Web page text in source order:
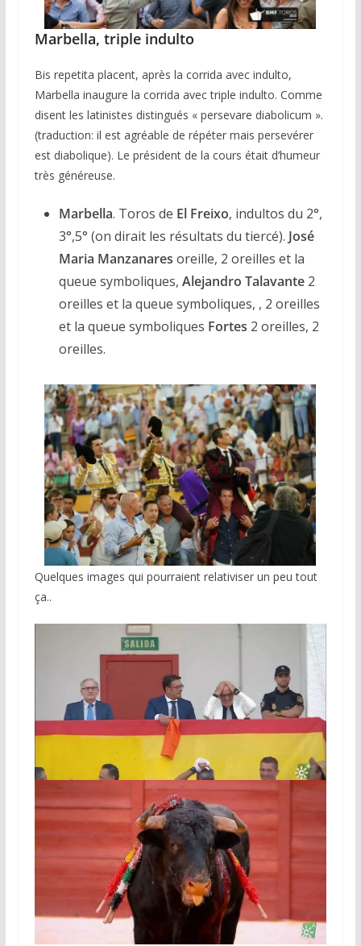
Marbella, triple indulto
Bis repetita placent, après la corrida avec indulto,
Marbella inaugure la corrida avec triple indulto. Comme
disent les latinistes distingués « persevare diabolicum ».
(traduction: il est agréable de répéter mais persevérer
est diabolique). Le président de la cours était d’humeur
très généreuse.
Marbella. Toros de El Freixo, indultos du 2°,
3°,5° (on dirait les résultats du tiercé). José
Maria Manzanares oreille, 2 oreilles et la
queue symboliques, Alejandro Talavante2
oreilles et la queue symboliques, , 2 oreilles
et la queue symboliques Fortes 2 oreilles, 2
oreilles.
Quelques images qui pourraient relativiser un peu tout
ça..